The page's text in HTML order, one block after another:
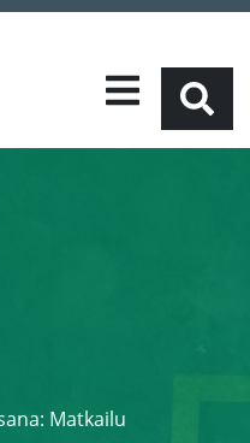
Matkailu